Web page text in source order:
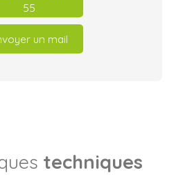
55
un mail
techniques